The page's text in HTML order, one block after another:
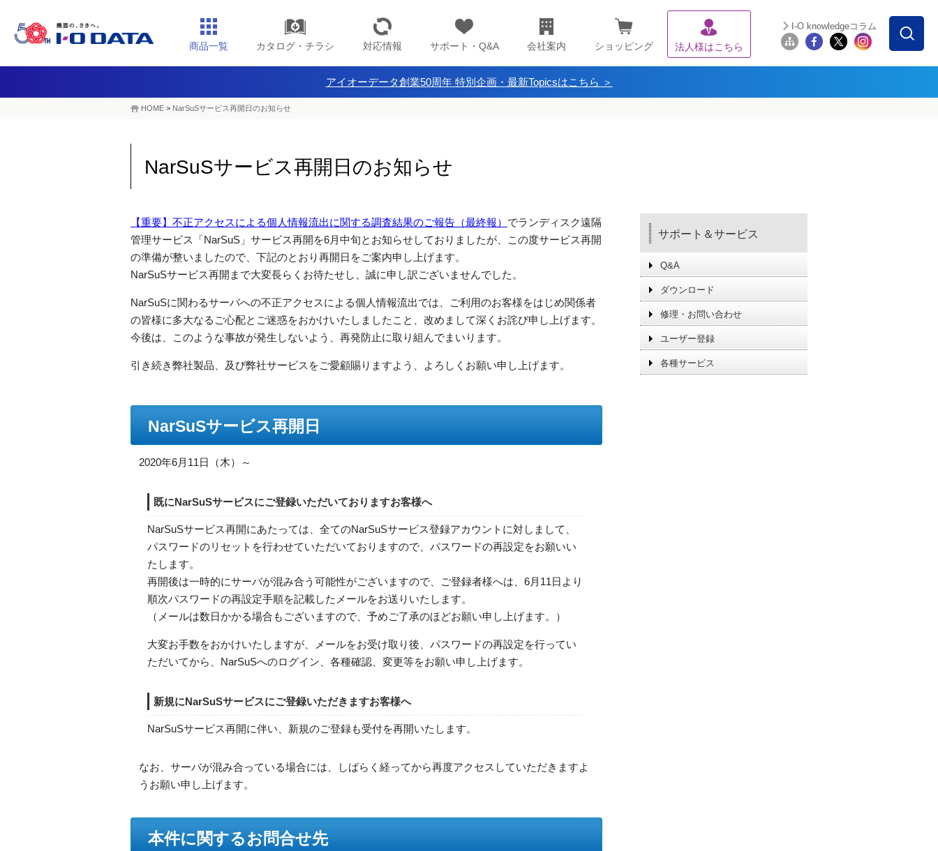
商品一覧 カタログ・チラシ 対応情報 サポート・Q&A 会社案内 ショッピング 法人様はこちら
I-O knowledgeコラム
アイオーデータ創業50周年 特別企画・最新Topicsはこちら ＞
HOME > NarSuSサービス再開日のお知らせ
NarSuSサービス再開日のお知らせ
【重要】不正アクセスによる個人情報流出に関する調査結果のご報告（最終報） でランディスク遠隔
管理サービス「NarSuS」サービス再開を6月中旬とお知らせしておりましたが、この度サービス再開
の準備が整いましたので、下記のとおり再開日をご案内申し上げます。
NarSuSサービス再開まで大変長らくお待たせし、誠に申し訳ございませんでした。
NarSuSに関わるサーバへの不正アクセスによる個人情報流出では、ご利用のお客様をはじめ関係者
の皆様に多大なるご心配とご迷惑をおかけいたしましたこと、改めまして深くお詫び申し上げます。
今後は、このような事故が発生しないよう、再発防止に取り組んでまいります。
引き続き弊社製品、及び弊社サービスをご愛顧賜りますよう、よろしくお願い申し上げます。
NarSuSサービス再開日
2020年6月11日（木）～
既にNarSuSサービスにご登録いただいておりますお客様へ
NarSuSサービス再開にあたっては、全てのNarSuSサービス登録アカウントに対しまして、
パスワードのリセットを行わせていただいておりますので、パスワードの再設定をお願いい
たします。
再開後は一時的にサーバが混み合う可能性がございますので、ご登録者様へは、6月11日より
順次パスワードの再設定手順を記載したメールをお送りいたします。
（メールは数日かかる場合もございますので、予めご了承のほどお願い申し上げます。）
大変お手数をおかけいたしますが、メールをお受け取り後、パスワードの再設定を行ってい
ただいてから、NarSuSへのログイン、各種確認、変更等をお願い申し上げます。
新規にNarSuSサービスにご登録いただきますお客様へ
NarSuSサービス再開に伴い、新規のご登録も受付を再開いたします。
なお、サーバが混み合っている場合には、しばらく経ってから再度アクセスしていただきますよ
うお願い申し上げます。
本件に関するお問合せ先
サポート＆サービス
Q&A
ダウンロード
修理・お問い合わせ
ユーザー登録
各種サービス